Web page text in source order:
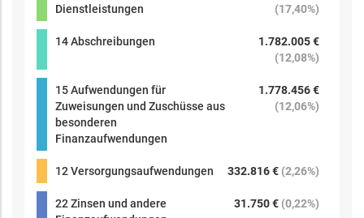
Dienstleistungen
(17,40%)
14 Abschreibungen
1.782.005 €
(12,08%)
15 Aufwendungen für
Zuweisungen und Zuschüsse aus
besonderen
Finanzaufwendungen
1.778.456 €
(12,06%)
12 Versorgungsaufwendungen 332.816 € (2,26%)
22 Zinsen und andere
31.750 € (0,22%)